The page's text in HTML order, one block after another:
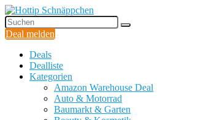
Deal melden
Deals
Dealliste
Kategorien
Amazon Warehouse Deal
Auto & Motorrad
Baumarkt & Garten